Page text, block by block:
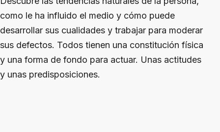
como le ha influido el medio y cómo puede
desarrollar sus cualidades y trabajar para moderar
sus defectos. Todos tienen una constitución física
y una forma de fondo para actuar. Unas actitudes
y unas predisposiciones.